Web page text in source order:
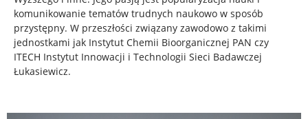
komunikowanie tematów trudnych naukowo w sposób
przystępny. W przeszłości związany zawodowo z takimi
jednostkami jak Instytut Chemii Bioorganicznej PAN czy
ITECH Instytut Innowacji i Technologii Sieci Badawczej
Łukasiewicz.